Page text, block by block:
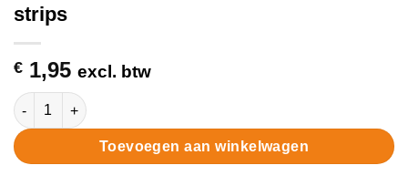
strips
€ 1,95 excl. btw
TX classic wondpleister 10x6cm 10 strips aantal
Toevoegen aan winkelwagen